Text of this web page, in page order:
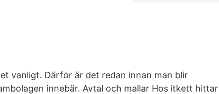
vanligt. Därför är det redan innan man blir
innebär. Avtal och mallar Hos itkett hittar